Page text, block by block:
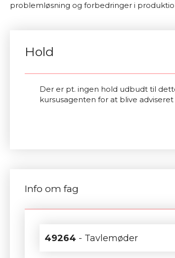
problemløsning og forbedringer i
Hold
Der er pt. ingen hold udbudt til
kursusagenten for at blive
Info om fag
49264 - Tavlemøder